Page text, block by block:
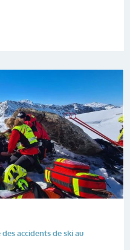
accidents de ski au